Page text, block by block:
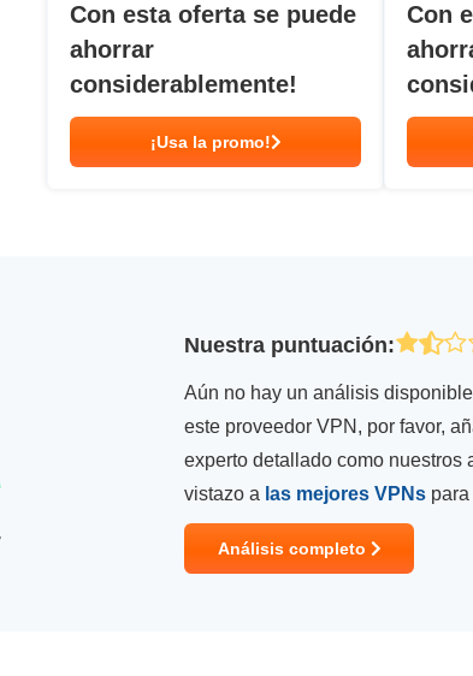
Con esta oferta se puede
ahorrar
considerablemente!
¡Usa la promo!
Con
Nuestra puntuación:
Aún no hay un análisis
este proveedor VPN, por favor,
experto detallado como nuestros
vistazo a las mejores VPNs para
Análisis completo